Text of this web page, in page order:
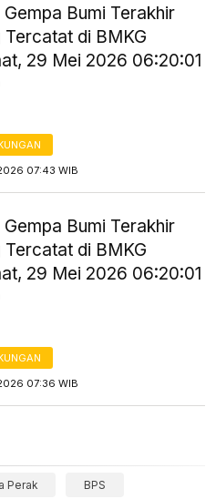
Gempa Bumi Terakhir
Tercatat di BMKG
29 Mei 2026 06:20:01
07:43 WIB
Gempa Bumi Terakhir
Tercatat di BMKG
29 Mei 2026 06:20:01
07:36 WIB
Perak BPS